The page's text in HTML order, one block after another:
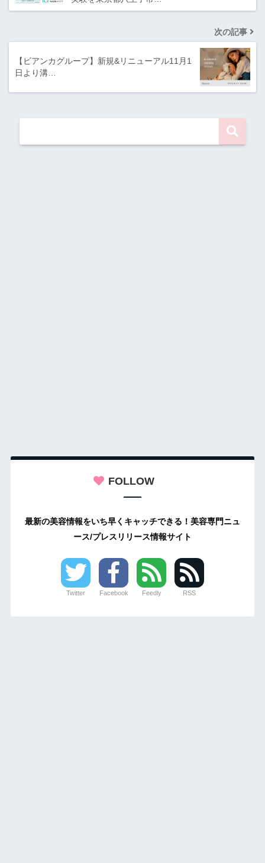
次の記事
【ビアンカグループ】新規&リニューアル11月1
日より溝…
FOLLOW
最新の美容情報をいち早くキャッチできる！美容専門ニュ
ース/プレスリリース情報サイト
Twitter Facebook Feedly RSS